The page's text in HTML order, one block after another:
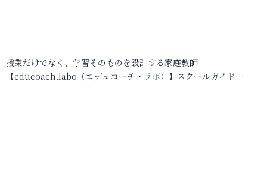
授業だけでなく、学習そのものを設計する家庭教師
【educoach.labo（エデュコーチ・ラボ）】スクールガイド…